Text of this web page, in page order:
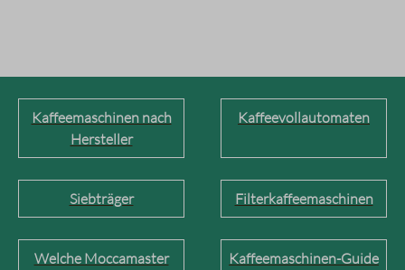
Kaffeemaschinen nach
Hersteller
Kaffeevollautomaten
Siebträger Filterkaffeemaschinen
Welche Moccamaster
Kaffeemaschinen-Guide